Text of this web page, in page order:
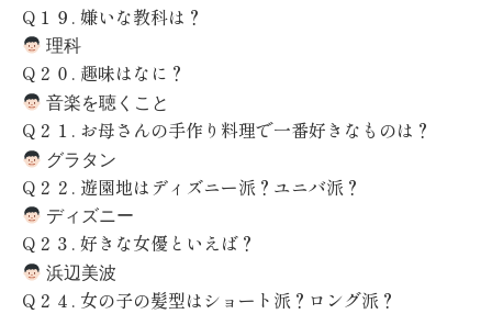
Q １９ . 嫌いな教科は？
理科
Q ２０ . 趣味はなに？
音楽を聴くこと
Q ２１ . お母さんの手作り料理で一番好きなものは？
グラタン
Q ２２ . 遊園地はディズニー派？ユニバ派？
ディズニー
Q ２３ . 好きな女優といえば？
浜辺美波
Q ２４ . 女の子の髪型はショート派？ロング派？